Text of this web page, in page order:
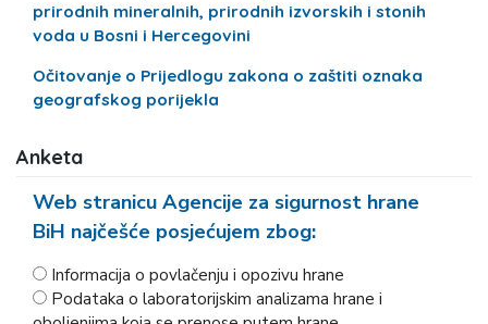
prirodnih mineralnih, prirodnih izvorskih i stonih
voda u Bosni i Hercegovini
Očitovanje o Prijedlogu zakona o zaštiti oznaka
geografskog porijekla
Anketa
Web stranicu Agencije za sigurnost hrane
BiH najčešće posjećujem zbog:
Informacija o povlačenju i opozivu hrane
Podataka o laboratorijskim analizama hrane i